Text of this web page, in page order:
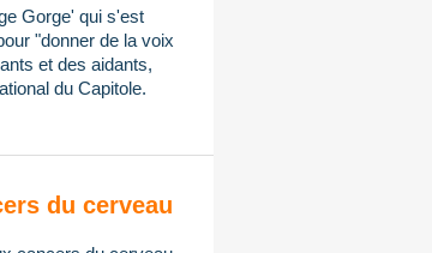
Gorge' qui s'est
"donner de la voix
et des aidants,
du Capitole.
du cerveau